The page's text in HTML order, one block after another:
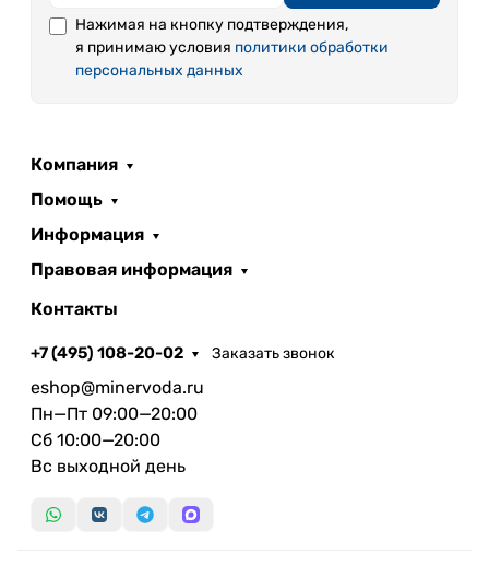
Нажимая на кнопку подтверждения,
я принимаю условия политики обработки
персональных данных
Компания
Помощь
Информация
Правовая информация
Контакты
+7 (495) 108-20-02 Заказать звонок
eshop@minervoda.ru
Пн—Пт 09:00—20:00
Сб 10:00—20:00
Вс выходной день